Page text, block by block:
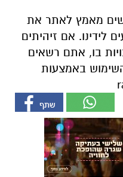
מאמץ לאתר את
לידינו. אם זיהיתים
בו, אתם רשאים
באמצעות